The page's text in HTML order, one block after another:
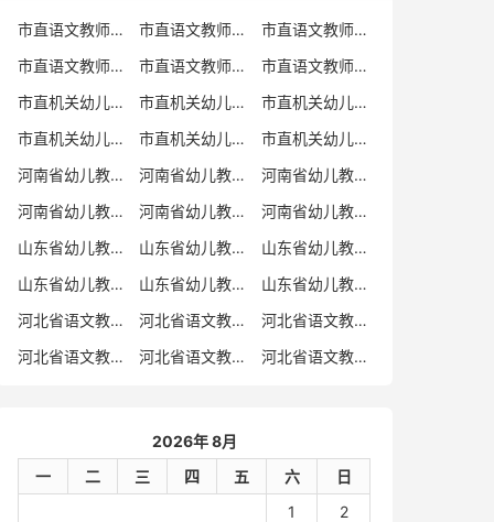
市直语文教师招聘 市直语文教师招聘考试真题
市直语文教师招聘考试真题卷
市直语文教师编制考试真题
市直语文教师编制考试真题卷
市直语文教师考试
市直机关幼儿教师招聘
市直机关幼儿教师考试
市直机关幼儿教师招聘考试真题
市直机关幼儿教师招聘考试真题卷
市直机关幼儿教师编制考试真题卷
市直机关幼儿教师编制考试真题
河南省幼儿教师招聘
河南省幼儿教师考试
河南省幼儿教师招聘考试真题
河南省幼儿教师招聘考试真题卷
河南省幼儿教师编制考试真题
河南省幼儿教师编制考试真题卷
山东省幼儿教师招聘
山东省幼儿教师考试
山东省幼儿教师招聘考试真题
山东省幼儿教师招聘考试真题卷
山东省幼儿教师编制考试真题
山东省幼儿教师编制考试真题卷
河北省语文教师招聘
河北省语文教师招聘考试真题
河北省语文教师招聘考试真题卷
河北省语文教师编制考试真题
河北省语文教师编制考试真题卷 河北省语文教师考试
2026年 8月
一
二 三 四 五 六
日
1
2